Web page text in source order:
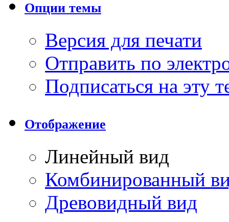
Опции темы
Версия для печати
Отправить по
Подписаться на эту
Отображение
Линейный вид
Комбинированный
Древовидный вид